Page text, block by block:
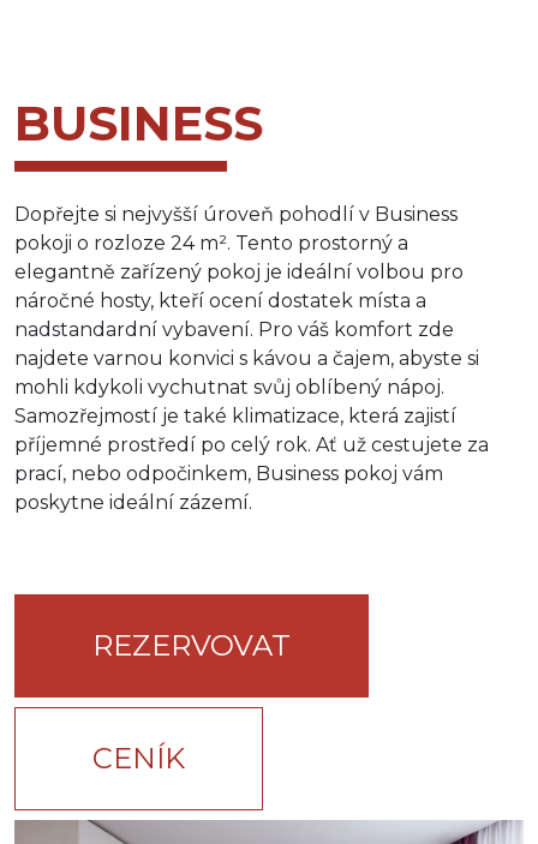
BUSINESS
Dopřejte si nejvyšší úroveň pohodlí v Business
pokoji o rozloze 24 m². Tento prostorný a
elegantně zařízený pokoj je ideální volbou pro
náročné hosty, kteří ocení dostatek místa a
nadstandardní vybavení. Pro váš komfort zde
najdete varnou konvici s kávou a čajem, abyste si
mohli kdykoli vychutnat svůj oblíbený nápoj.
Samozřejmostí je také klimatizace, která zajistí
příjemné prostředí po celý rok. Ať už cestujete za
prací, nebo odpočinkem, Business pokoj vám
poskytne ideální zázemí.
REZERVOVAT
CENÍK